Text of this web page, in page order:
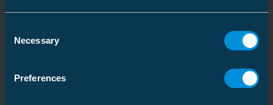
Selection
Necessary
Preferences
ETIM
EC001169
0.6/1 (1.2)
Heat-shrink
Pakkestørrelse
1 pce
Filtype: PDF
Download